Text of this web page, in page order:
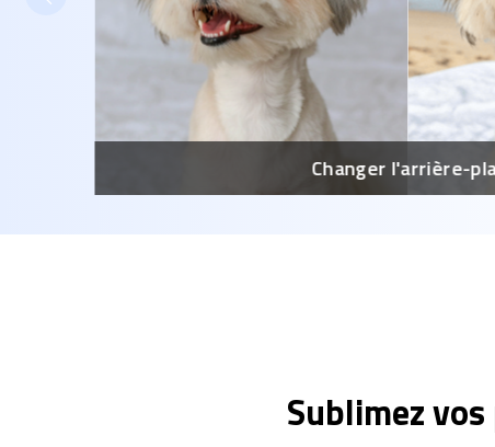
Changer l'arrière-
Sublimez